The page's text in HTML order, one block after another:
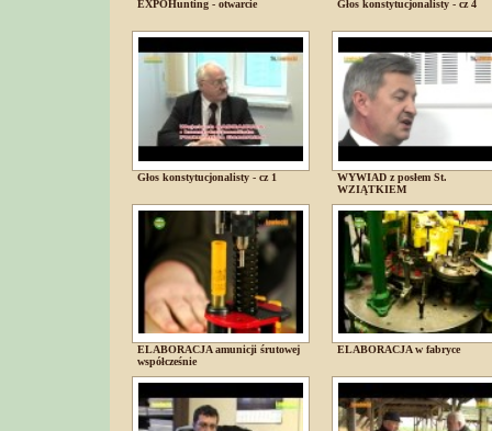
EXPOHunting - otwarcie Głos konstytucjonalisty - cz 4
Głos konstytucjonalisty - cz 1
WYWIAD z posłem St.
WZIĄTKIEM
ELABORACJA amunicji śrutowej
współcześnie
ELABORACJA w fabryce